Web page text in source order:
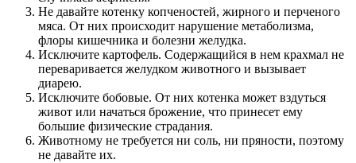
Не давайте котенку копченостей, жирного и перченого
мяса. От них происходит нарушение метаболизма,
флоры кишечника и болезни желудка.
Исключите картофель. Содержащийся в нем крахмал не
переваривается желудком животного и вызывает
диарею.
Исключите бобовые. От них котенка может вздуться
живот или начаться брожение, что принесет ему
большие физические страдания.
Животному не требуется ни соль, ни пряности, поэтому
не давайте их.